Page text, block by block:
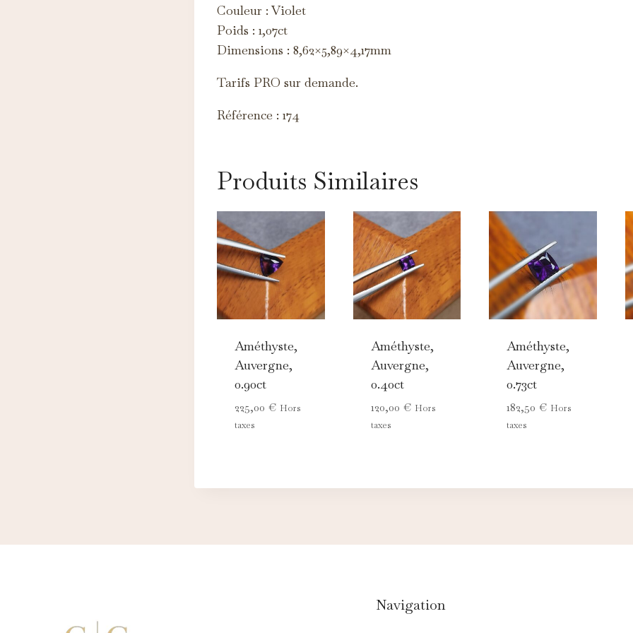
Couleur : Violet
Poids : 1,07ct
Dimensions : 8,62×5,89×4,17mm
Tarifs PRO sur demande.
Référence : 174
Produits Similaires
Améthyste,
Auvergne,
0.90ct
225,00 € Hors
taxes
Améthyste,
Auvergne,
0.40ct
120,00 € Hors
taxes
Améthyste,
Auvergne,
0.73ct
182,50 € Hors
taxes
Navigation